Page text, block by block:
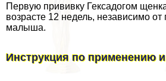
Первую прививку Гексадогом
возрасте 12 недель, независимо
малыша.
Инструкция по применению